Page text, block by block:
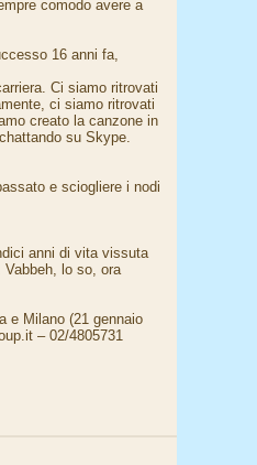
comodo avere a
16 anni fa,
Ci siamo ritrovati
ci siamo ritrovati
creato la canzone in
su Skype.
e sciogliere i nodi
anni di vita vissuta
lo so, ora
e Milano (21 gennaio
– 02/4805731